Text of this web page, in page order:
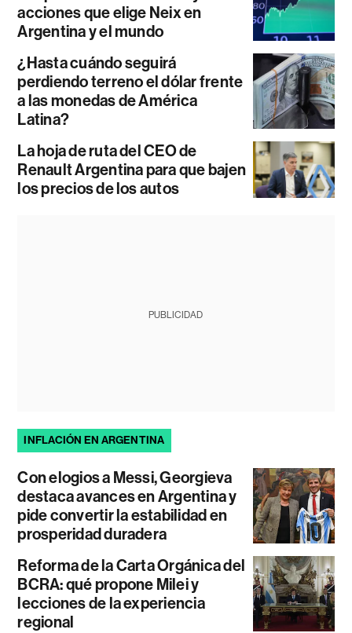
acciones que elige Neix en
Argentina y el mundo
¿Hasta cuándo seguirá
perdiendo terreno el dólar frente
a las monedas de América
Latina?
La hoja de ruta del CEO de
Renault Argentina para que bajen
los precios de los autos
PUBLICIDAD
INFLACIÓN EN ARGENTINA
Con elogios a Messi, Georgieva
destaca avances en Argentina y
pide convertir la estabilidad en
prosperidad duradera
Reforma de la Carta Orgánica del
BCRA: qué propone Milei y
lecciones de la experiencia
regional